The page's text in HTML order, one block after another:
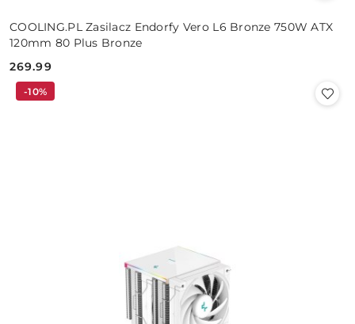
COOLING.PL Zasilacz Endorfy Vero L6 Bronze 750W ATX
120mm 80 Plus Bronze
Cena:
269.99
-10%